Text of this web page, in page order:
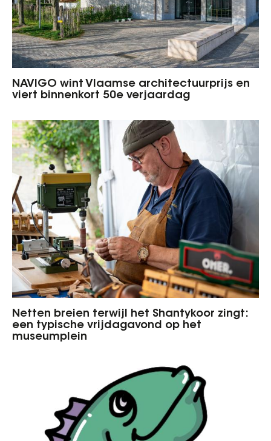
NAVIGO wint Vlaamse architectuurprijs en
viert binnenkort 50e verjaardag
Netten breien terwijl het Shantykoor zingt:
een typische vrijdagavond op het
museumplein